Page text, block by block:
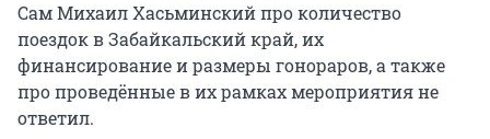
Сам Михаил Хасьминский про количество
поездок в Забайкальский край, их
финансирование и размеры гонораров, а также
про проведённые в их рамках мероприятия не
ответил.